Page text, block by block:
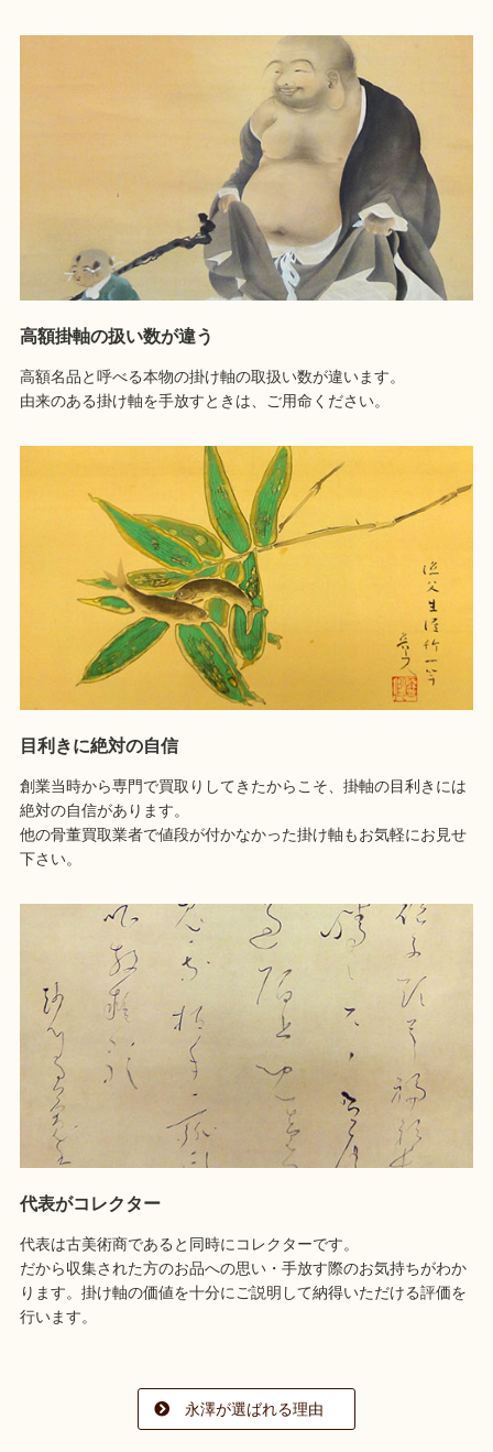
高額掛軸の扱い数が違う
高額名品と呼べる本物の掛け軸の取扱い数が違います。
由来のある掛け軸を手放すときは、ご用命ください。
目利きに絶対の自信
創業当時から専門で買取りしてきたからこそ、掛軸の目利きには
絶対の自信があります。
他の骨董買取業者で値段が付かなかった掛け軸もお気軽にお見せ
下さい。
代表がコレクター
代表は古美術商であると同時にコレクターです。
だから収集された方のお品への思い・手放す際のお気持ちがわか
ります。掛け軸の価値を十分にご説明して納得いただける評価を
行います。
永澤が選ばれる理由